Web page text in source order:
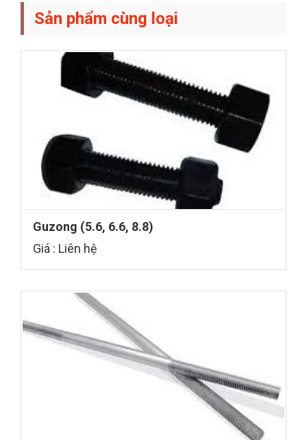
Sản phẩm cùng loại
Guzong (5.6, 6.6, 8.8)
Giá : Liên hệ